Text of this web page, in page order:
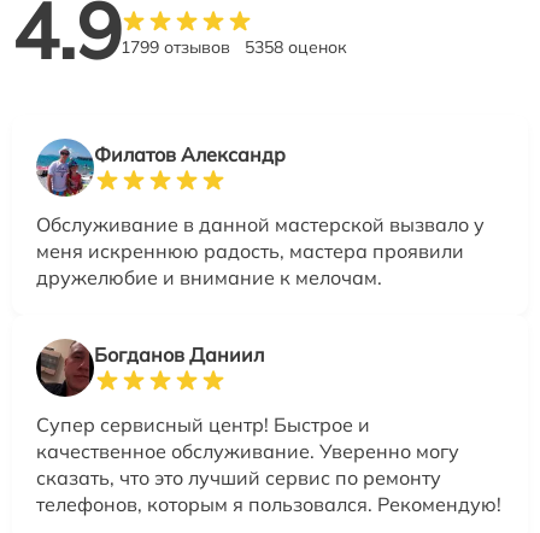
4.91799 отзывов 5358 оценок
Филатов Александр
Обслуживание в данной мастерской вызвало у
меня искреннюю радость, мастера проявили
дружелюбие и внимание к мелочам.
Богданов Даниил
Супер сервисный центр! Быстрое и
качественное обслуживание. Уверенно могу
сказать, что это лучший сервис по ремонту
телефонов, которым я пользовался. Рекомендую!